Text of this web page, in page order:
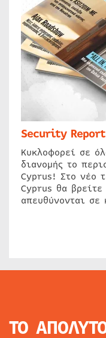
Security Report
Κυκλοφορεί σε
διανομής το
Cyprus! Στο νέο
Cyprus θα
απευθύνονται σε
ΤΟ